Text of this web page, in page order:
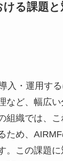
ける課題と
入・運用す
など、幅広
組織では、
ため、
。この課題